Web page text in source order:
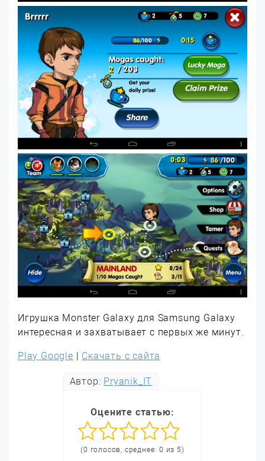
Игрушка Monster Galaxy для Samsung Galaxy
интересная и захватывает с первых же минут.
Play Google | Скачать с сайта
Автор: Pryanik_IT
Оцените статью:
(0 голосов, среднее: 0 из 5)